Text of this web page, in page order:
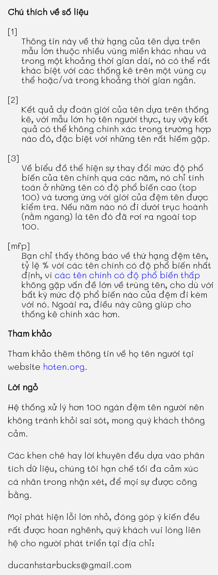
Chú thích về số liệu
[1]
Thông tin này về thứ hạng của tên dựa trên
mẫu lớn thuộc nhiều vùng miền khác nhau và
trong một khoảng thời gian dài, nó có thể rất
khác biệt với các thống kê trên một vùng cụ
thể hoặc/và trong khoảng thời gian ngắn.
[2]
Kết quả dự đoán giới của tên dựa trên thống
kê, với mẫu lớn họ tên người thực, tuy vậy kết
quả có thể không chính xác trong trường hợp
nào đó, đặc biệt với những tên rất hiếm gặp.
[3]
Về biểu đồ thể hiện sự thay đổi mức độ phổ
biến của tên chính qua các năm, nó chỉ tính
toán ở những tên có độ phổ biến cao (top
100) và tương ứng với giới của đệm tên được
kiểm tra. Nếu năm nào nó đi dưới trục hoành
(nằm ngang) là tên đó đã rơi ra ngoài top
100.
[mfp]
Bạn chỉ thấy thông báo về thứ hạng đệm tên,
tỷ lệ % với các tên chính có độ phổ biến nhất
định, vì các tên chính có độ phổ biến thấp
không gặp vấn đề lớn về trùng tên, cho dù với
bất kỳ mức độ phổ biến nào của đệm đi kèm
với nó. Ngoài ra, điều này cũng giúp cho
thống kê chính xác hơn.
Tham khảo
Tham khảo thêm thông tin về họ tên người tại
website hoten.org.
Lời ngỏ
Hệ thống xử lý hơn 100 ngàn đệm tên người nên
không tránh khỏi sai sót, mong quý khách thông
cảm.
Các khen chê hay lời khuyên đều dựa vào phân
tích dữ liệu, chúng tôi hạn chế tối đa cảm xúc
cá nhân trong nhận xét, để mọi sự được công
bằng.
Mọi phát hiện lỗi lớn nhỏ, đóng góp ý kiến đều
rất được hoan nghênh, quý khách vui lòng liên
hệ cho người phát triển tại địa chỉ:
ducanhstarbucks@gmail.com